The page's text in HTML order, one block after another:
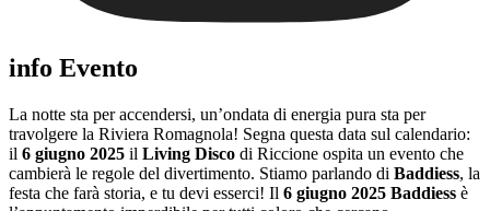
info Evento
La notte sta per accendersi, un’ondata di energia pura sta per
travolgere la Riviera Romagnola! Segna questa data sul calendario:
il 6 giugno 2025 il Living Disco di Riccione ospita un evento che
cambierà le regole del divertimento. Stiamo parlando di Baddiess, la
festa che farà storia, e tu devi esserci! Il 6 giugno 2025 Baddiess è